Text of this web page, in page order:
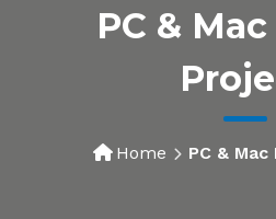
PC &
Home PC &